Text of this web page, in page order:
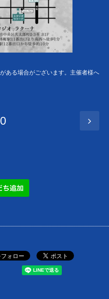
ある場合がございます。主催者様へ